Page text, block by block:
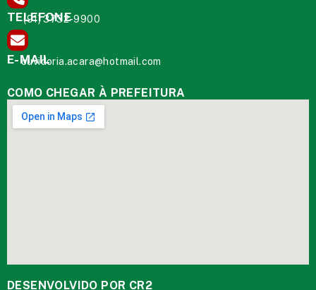
TELEFONE
(91) 3732-9900
E-MAIL
ouvidoria.acara@hotmail.com
COMO CHEGAR À PREFEITURA
DESENVOLVIDO POR CR2